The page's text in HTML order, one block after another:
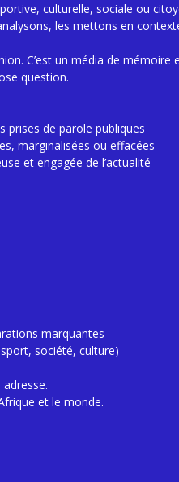
culturelle, sociale ou
les mettons en
C’est un média de
question.
prises de parole publiques
marginalisées ou effacées
et engagée de l’actualité
marquantes
société, culture)
et le monde.